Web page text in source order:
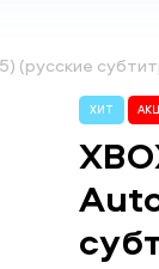
(русские
ХИТ